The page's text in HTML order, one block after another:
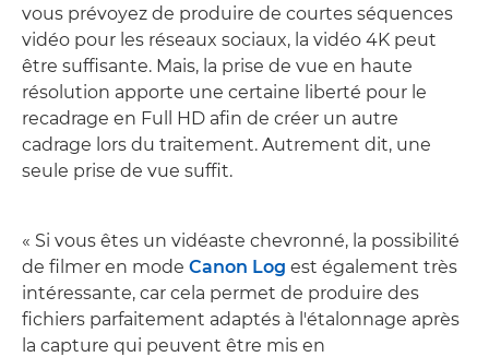
vous prévoyez de produire de courtes séquences
vidéo pour les réseaux sociaux, la vidéo 4K peut
être suffisante. Mais, la prise de vue en haute
résolution apporte une certaine liberté pour le
recadrage en Full HD afin de créer un autre
cadrage lors du traitement. Autrement dit, une
seule prise de vue suffit.
« Si vous êtes un vidéaste chevronné, la possibilité
de filmer en mode Canon Log est également très
intéressante, car cela permet de produire des
fichiers parfaitement adaptés à l'étalonnage après
la capture qui peuvent être mis en